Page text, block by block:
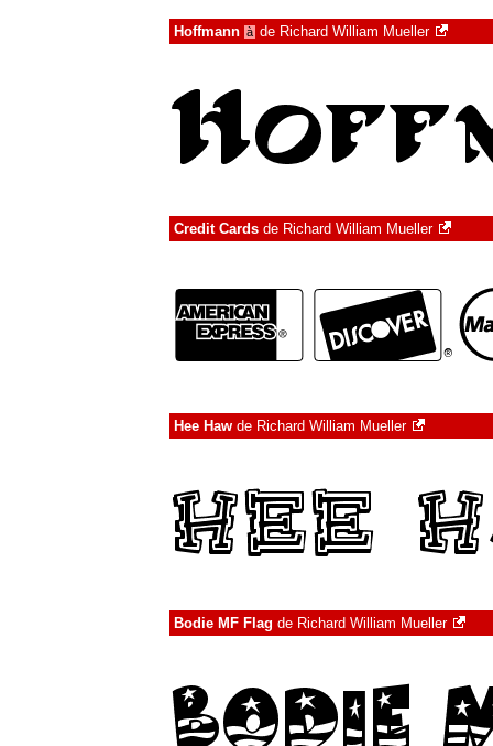
Hoffmann à de Richard William Mueller
Credit Cards de Richard William Mueller
Hee Haw de Richard William Mueller
Bodie MF Flag de Richard William Mueller